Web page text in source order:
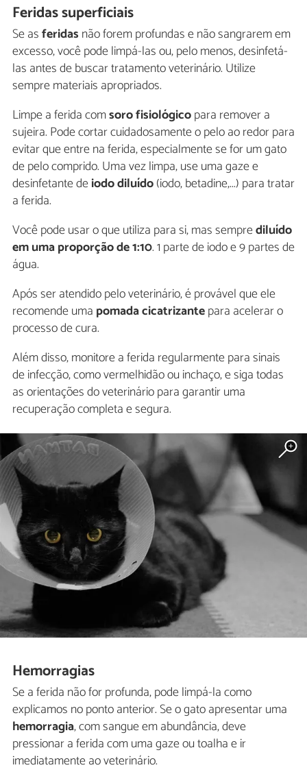
Feridas superficiais
Se asferidas não forem profundas e não sangrarem em
excesso, você pode limpá-las ou, pelo menos, desinfetá-
las antes de buscar tratamento veterinário. Utilize
sempre materiais apropriados.
Limpe a ferida comsoro fisiológicopara remover a
sujeira. Pode cortar cuidadosamente o pelo ao redor para
evitar que entre na ferida, especialmente se for um gato
de pelo comprido. Uma vez limpa, use uma gaze e
desinfetante deiodo diluído(iodo, betadine,...) para tratar
a ferida.
Você pode usar o que utiliza para si, mas semprediluído
em uma proporção de 1:10. 1 parte de iodo e 9 partes de
água.
Após ser atendido pelo veterinário, é provável que ele
recomende uma pomada cicatrizantepara acelerar o
processo de cura.
Além disso, monitore a ferida regularmente para sinais
de infecção, como vermelhidão ou inchaço, e siga todas
as orientações do veterinário para garantir uma
recuperação completa e segura.
Hemorragias
Se a ferida não for profunda, pode limpá-la como
explicamos no ponto anterior. Se o gato apresentar uma
hemorragia, com sangue em abundância, deve
pressionar a ferida com uma gaze ou toalha e ir
imediatamente ao veterinário.